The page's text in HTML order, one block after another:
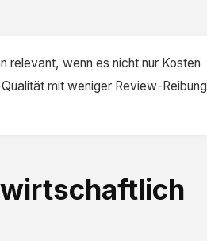
relevant, wenn es nicht nur Kosten
mit weniger Review-Reibung